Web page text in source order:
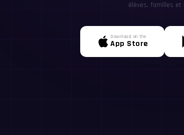
élèves, familles et
Download on the
App Store